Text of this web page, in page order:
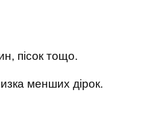
пісок тощо.
менших дірок.